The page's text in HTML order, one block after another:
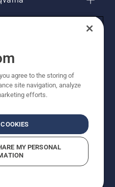
rechten voorbehouden. De
Alle
(incl. BTW),
is voor directe aankoop.
Privacyverklaring
Suspected Violations
agree to the storing of
site navigation, analyze
efforts.
MY PERSONAL